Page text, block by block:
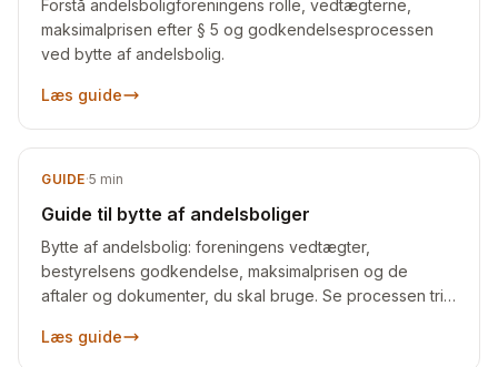
Forstå andelsboligforeningens rolle, vedtægterne,
maksimalprisen efter § 5 og godkendelsesprocessen
ved bytte af andelsbolig.
Læs guide
GUIDE·5 min
Guide til bytte af andelsboliger
Bytte af andelsbolig: foreningens vedtægter,
bestyrelsens godkendelse, maksimalprisen og de
aftaler og dokumenter, du skal bruge. Se processen trin
Læs guide